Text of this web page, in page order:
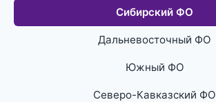
Сибирский ФО
Дальневосточный ФО
Южный ФО
Северо-Кавказский ФО